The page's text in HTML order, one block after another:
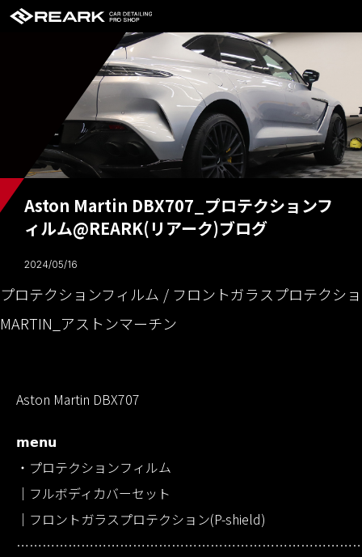
Aston Martin DBX707_プロテクションフ
ィルム@REARK(リアーク)ブログ
2024/05/16
プロテクションフィルム
フロントガラスプロテクシ
MARTIN_アストンマーチン
Aston Martin DBX707
𝗺𝗲𝗻𝘂
・プロテクションフィルム
｜フルボディカバーセット
｜フロントガラスプロテクション(P-shield)